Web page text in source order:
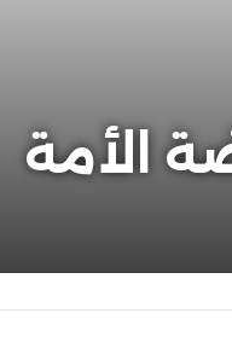
الأمة